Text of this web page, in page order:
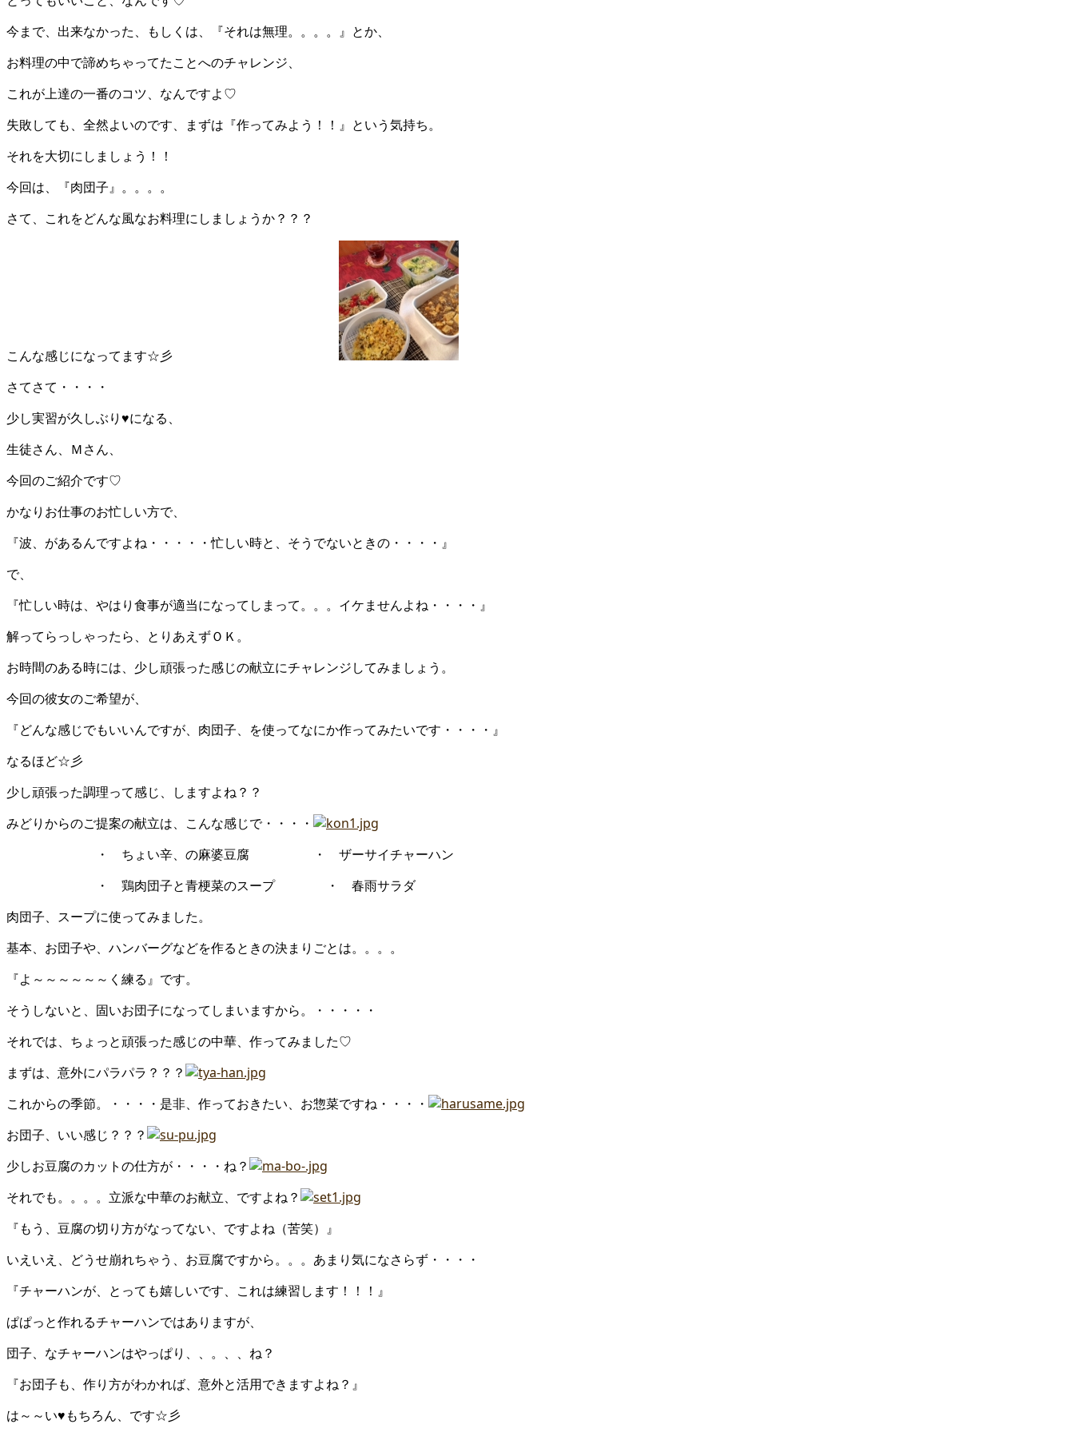
今まで、出来なかった、もしくは、『それは無理。。。。』とか、
お料理の中で諦めちゃってたことへのチャレンジ、
これが上達の一番のコツ、なんですよ♡
失敗しても、全然よいのです、まずは『作ってみよう！！』という気持ち。
それを大切にしましょう！！
今回は、『肉団子』。。。。
さて、これをどんな風なお料理にしましょうか？？？
こんな感じになってます☆彡
さてさて・・・・
少し実習が久しぶり♥になる、
生徒さん、Ｍさん、
今回のご紹介です♡
かなりお仕事のお忙しい方で、
『波、があるんですよね・・・・・忙しい時と、そうでないときの・・・・』
で、
『忙しい時は、やはり食事が適当になってしまって。。。イケませんよね・・・・』
解ってらっしゃったら、とりあえずＯＫ。
お時間のある時には、少し頑張った感じの献立にチャレンジしてみましょう。
今回の彼女のご希望が、
『どんな感じでもいいんですが、肉団子、を使ってなにか作ってみたいです・・・・』
なるほど☆彡
少し頑張った調理って感じ、しますよね？？
みどりからのご提案の献立は、こんな感じで・・・・
・ ちょい辛、の麻婆豆腐 ・ ザーサイチャーハン
・ 鶏肉団子と青梗菜のスープ ・ 春雨サラダ
肉団子、スープに使ってみました。
基本、お団子や、ハンバーグなどを作るときの決まりごとは。。。。
『よ～～～～～～く練る』です。
そうしないと、固いお団子になってしまいますから。・・・・・
それでは、ちょっと頑張った感じの中華、作ってみました♡
まずは、意外にパラパラ？？？
これからの季節。・・・・是非、作っておきたい、お惣菜ですね・・・・
お団子、いい感じ？？？
少しお豆腐のカットの仕方が・・・・ね？
それでも。。。。立派な中華のお献立、ですよね？
『もう、豆腐の切り方がなってない、ですよね（苦笑）』
いえいえ、どうせ崩れちゃう、お豆腐ですから。。。あまり気になさらず・・・・
『チャーハンが、とっても嬉しいです、これは練習します！！！』
ぱぱっと作れるチャーハンではありますが、
団子、なチャーハンはやっぱり、、。、、ね？
『お団子も、作り方がわかれば、意外と活用できますよね？』
は～～い♥もちろん、です☆彡